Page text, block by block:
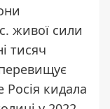
живої сили
тисяч
Росія кидала